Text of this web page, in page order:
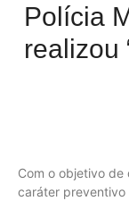
Polícia
realizou
Com o objetivo
caráter preventivo